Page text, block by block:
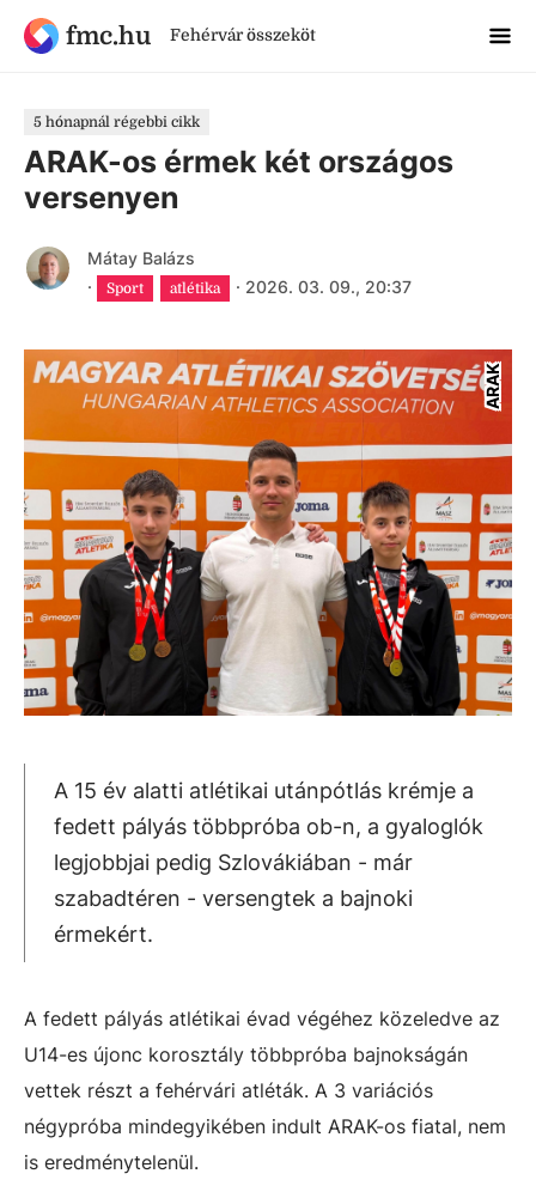
fmc.hu Fehérvár összeköt
5 hónapnál régebbi cikk
ARAK-os érmek két országos
versenyen
Mátay Balázs
·
Sport atlétika · 2026. 03. 09., 20:37
ARAK
A 15 év alatti atlétikai utánpótlás krémje a
fedett pályás többpróba ob-n, a gyaloglók
legjobbjai pedig Szlovákiában - már
szabadtéren - versengtek a bajnoki
érmekért.
A fedett pályás atlétikai évad végéhez közeledve az
U14-es újonc korosztály többpróba bajnokságán
vettek részt a fehérvári atléták. A 3 variációs
négypróba mindegyikében indult ARAK-os fiatal, nem
is eredménytelenül.